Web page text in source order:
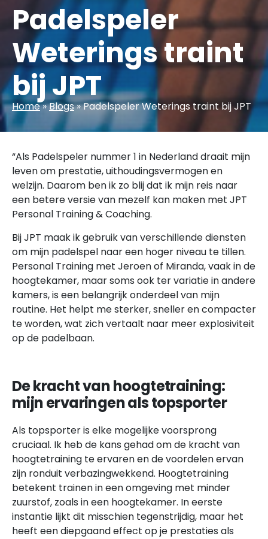
Padelspeler
Weterings traint
bij JPT
Home»Blogs»Padelspeler Weterings traint bij JPT
“Als Padelspeler nummer 1 in Nederland draait mijn
leven om prestatie, uithoudingsvermogen en
welzijn. Daarom ben ik zo blij dat ik mijn reis naar
een betere versie van mezelf kan maken met JPT
Personal Training & Coaching.
Bij JPT maak ik gebruik van verschillende diensten
om mijn padelspel naar een hoger niveau te tillen.
Personal Training met Jeroen of Miranda, vaak in de
hoogtekamer, maar soms ook ter variatie in andere
kamers, is een belangrijk onderdeel van mijn
routine. Het helpt me sterker, sneller en compacter
te worden, wat zich vertaalt naar meer explosiviteit
op de padelbaan.
De kracht van hoogtetraining:
mijn ervaringen als topsporter
Als topsporter is elke mogelijke voorsprong
cruciaal. Ik heb de kans gehad om de kracht van
hoogtetraining te ervaren en de voordelen ervan
zijn ronduit verbazingwekkend. Hoogtetraining
betekent trainen in een omgeving met minder
zuurstof, zoals in een hoogtekamer. In eerste
instantie lijkt dit misschien tegenstrijdig, maar het
heeft een diepgaand effect op je prestaties als